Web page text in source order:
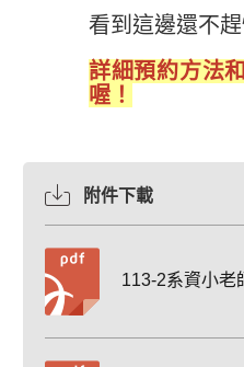
看到這邊還不
詳細預約方法
喔！
附件下載
113-2系資小老